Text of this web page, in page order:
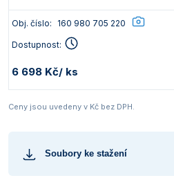
Obj. číslo: 160 980 705 220
Dostupnost:
6 698 Kč/ ks
Ceny jsou uvedeny v Kč bez DPH.
Soubory ke stažení